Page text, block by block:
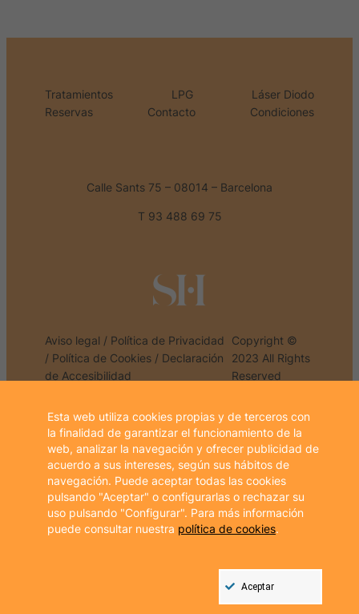
Tratamientos LPG
Láser Diodo
Reservas
Contacto Condiciones
Calle Sants 75 – 08014 – Barcelona
T 93 488 69 75
Aviso legal / Política de Privacidad
/ Política de Cookies / Declaración
de Accesibilidad
Copyright ©
2023 All Rights
Reserved
PROGRAMA KIT DIGITAL COFINANCIADO POR LOS
FONDOS NEXT GENERATION (EU)
DEL MECANISMO DE RECUPERACIÓN Y RESILIENCIA
Esta web utiliza cookies propias y de terceros con
la finalidad de garantizar el funcionamiento de la
web, analizar la navegación y ofrecer publicidad de
acuerdo a sus intereses, según sus hábitos de
navegación. Puede aceptar todas las cookies
pulsando "Aceptar" o configurarlas o rechazar su
uso pulsando "Configurar". Para más información
puede consultar nuestra política de cookies.
Aceptar